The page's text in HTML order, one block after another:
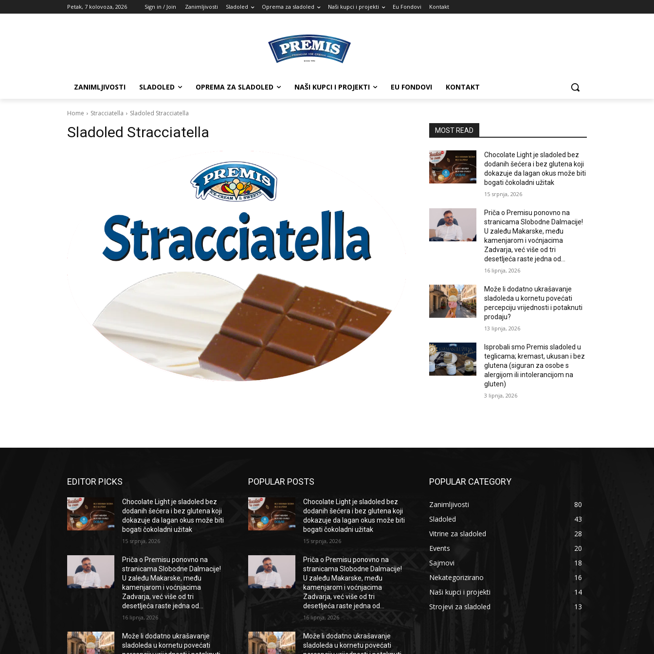
Petak, 7 kolovoza, 2026 Sign in / Join Zanimljivosti Sladoled Oprema za sladoled Naši kupci i projekti Eu Fondovi Kontakt
ZANIMLJIVOSTI SLADOLED OPREMA ZA SLADOLED NAŠI KUPCI I PROJEKTI EU FONDOVI KONTAKT
Home Stracciatella Sladoled Stracciatella
Sladoled Stracciatella MOST READ
Chocolate Light je sladoled bez
dodanih šećera i bez glutena koji
dokazuje da lagan okus može biti
bogati čokoladni užitak
15 srpnja, 2026
Priča o Premisu ponovno na
stranicama Slobodne Dalmacije!
U zaleđu Makarske, među
kamenjarom i voćnjacima
Zadvarja, već više od tri
desetljeća raste jedna od...
16 lipnja, 2026
Može li dodatno ukrašavanje
sladoleda u kornetu povećati
percepciju vrijednosti i potaknuti
prodaju?
13 lipnja, 2026
Isprobali smo Premis sladoled u
teglicama; kremast, ukusan i bez
glutena (siguran za osobe s
alergijom ili intolerancijom na
gluten)
3 lipnja, 2026
EDITOR PICKS
Chocolate Light je sladoled bez
dodanih šećera i bez glutena koji
dokazuje da lagan okus može biti
bogati čokoladni užitak
15 srpnja, 2026
Priča o Premisu ponovno na
stranicama Slobodne Dalmacije!
U zaleđu Makarske, među
kamenjarom i voćnjacima
Zadvarja, već više od tri
desetljeća raste jedna od...
16 lipnja, 2026
Može li dodatno ukrašavanje
sladoleda u kornetu povećati
POPULAR POSTS
Chocolate Light je sladoled bez
dodanih šećera i bez glutena koji
dokazuje da lagan okus može biti
bogati čokoladni užitak
15 srpnja, 2026
Priča o Premisu ponovno na
stranicama Slobodne Dalmacije!
U zaleđu Makarske, među
kamenjarom i voćnjacima
Zadvarja, već više od tri
desetljeća raste jedna od...
16 lipnja, 2026
Može li dodatno ukrašavanje
sladoleda u kornetu povećati
POPULAR CATEGORY
Zanimljivosti
80
Sladoled
43
Vitrine za sladoled
28
Events
20
Sajmovi
18
Nekategorizirano
16
Naši kupci i projekti
14
Strojevi za sladoled
13